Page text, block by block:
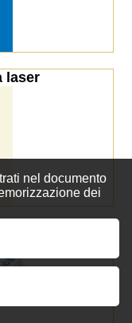
nel documento
dei
laser